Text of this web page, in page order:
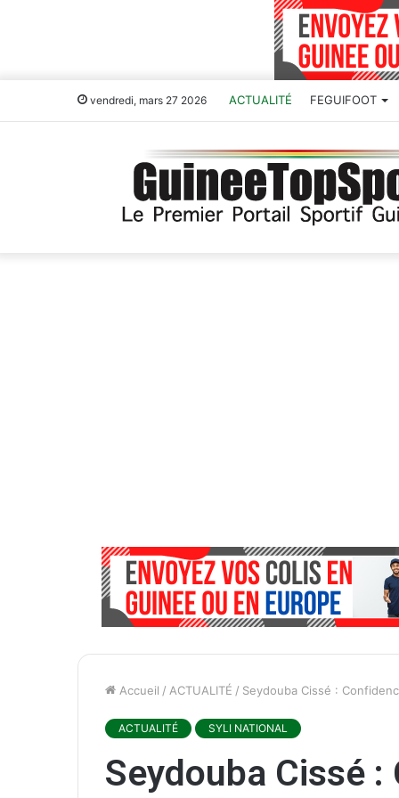
vendredi, mars 27 2026 ACTUALITÉ FEGUIFOOT
Accueil / ACTUALITÉ / Seydouba Cissé :
ACTUALITÉ SYLI NATIONAL
Seydouba Cissé